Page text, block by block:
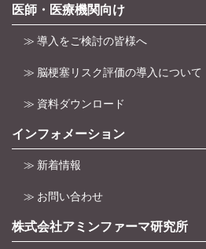
医師・医療機関向け
≫ 導入をご検討の皆様へ
≫ 脳梗塞リスク評価の導入について
≫ 資料ダウンロード
インフォメーション
≫ 新着情報
≫ お問い合わせ
株式会社アミンファーマ研究所